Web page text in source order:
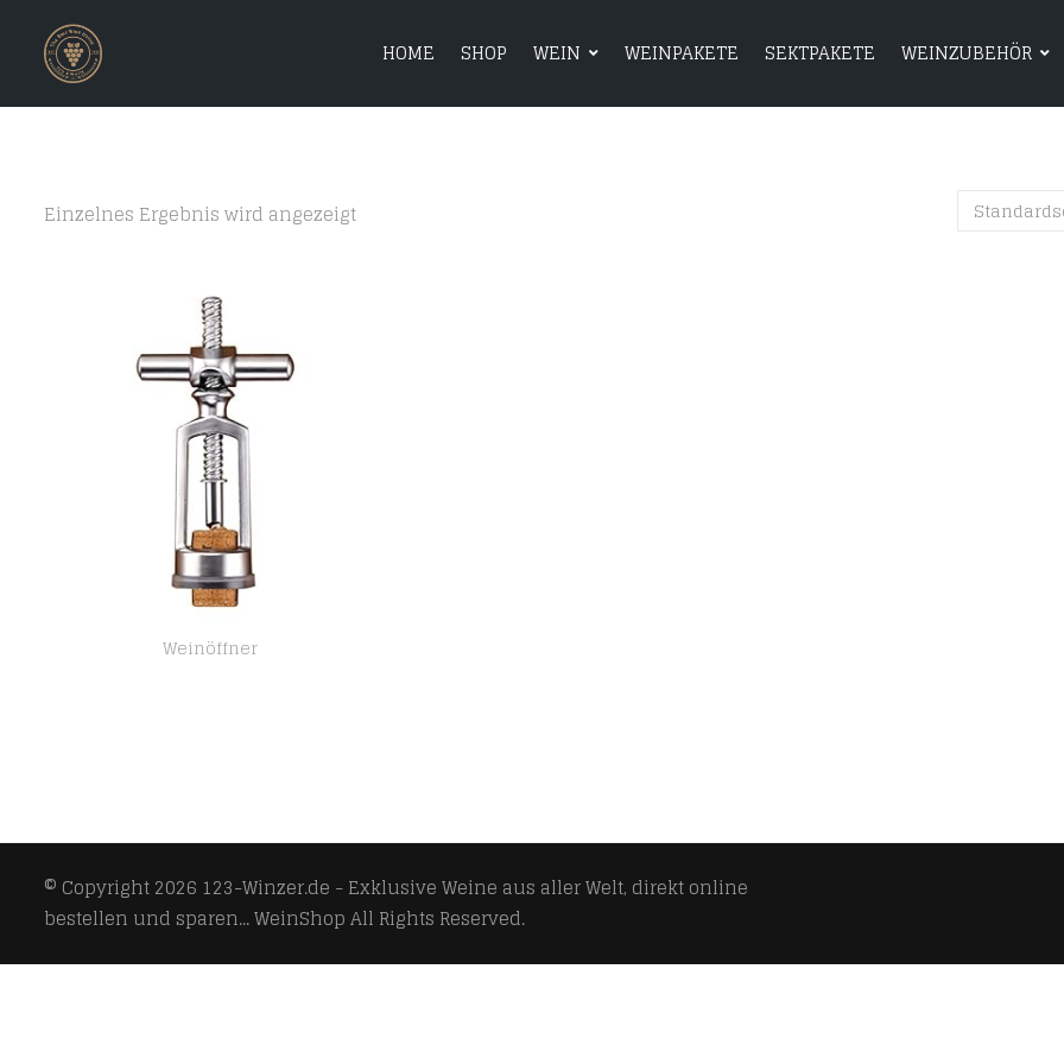
HOME SHOP WEIN WEINPAKETE SEKTPAKETE WEINZUBEHÖR
HOME SHOP WEIN WEINPAKETE
Einzelnes Ergebnis wird angezeigt
Weinöffner
© Copyright 2026 123-Winzer.de - Exklusive Weine aus aller Welt, direkt online
bestellen und sparen... WeinShopAll Rights Reserved.